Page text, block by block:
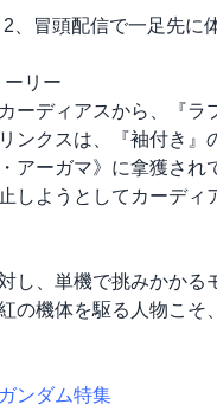
冒頭配信で一足先に
リー
ディアスから、『ラ
ンクスは、『袖付き
アーガマ》に拿獲さ
しようとしてカーデ
、単機で挑みかかる
機体を駆る人物こそ
ンダム特集